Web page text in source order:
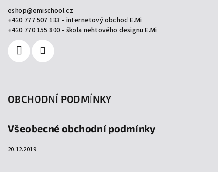
eshop@emischool.cz
+420 777 507 183 - internetový obchod E.Mi
+420 770 155 800 - škola nehtového designu E.Mi
OBCHODNÍ PODMÍNKY
Všeobecné obchodní podmínky
20.12.2019